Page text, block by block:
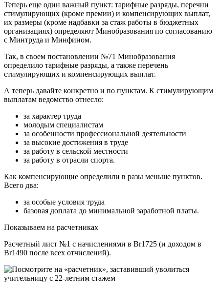
Теперь еще один важный пункт: тарифные разряды, перечни
стимулирующих (кроме премии) и компенсирующих выплат,
их размеры (кроме надбавки за стаж работы в бюджетных
организациях) определяют Минобразования по согласованию
с Минтруда и Минфином.
Так, в своем постановлении №71 Минобразования
определило тарифные разряды, а также перечень
стимулирующих и компенсирующих выплат.
А теперь давайте конкретно и по пунктам. К стимулирующим
выплатам ведомство отнесло:
за характер труда
молодым специалистам
за особенности профессиональной деятельности
за высокие достижения в труде
за работу в сельской местности
за работу в отрасли спорта.
Как компенсирующие определили в разы меньше пунктов.
Всего два:
за особые условия труда
базовая доплата до минимальной заработной платы.
Показываем на расчетниках
Расчетный лист №1 с начислениями в Br1725 (и доходом в
Br1490 после всех отчислений).